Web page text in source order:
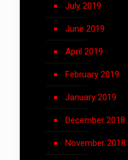
July 2019
June 2019
April 2019
February 2019
January 2019
December 2018
November 2018